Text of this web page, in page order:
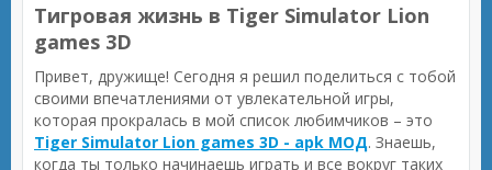
Тигровая жизнь в Tiger Simulator Lion
games 3D
Привет, дружище! Сегодня я решил поделиться с тобой
своими впечатлениями от увлекательной игры,
которая прокралась в мой список любимчиков – это
Tiger Simulator Lion games 3D - apk МОД. Знаешь,
когда ты только начинаешь играть и все вокруг таких